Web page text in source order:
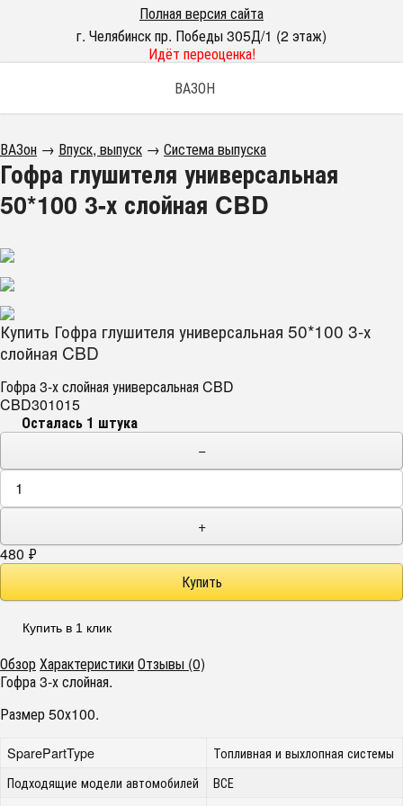
Полная версия сайта
г. Челябинск пр. Победы 305Д/1 (2 этаж)
Идёт переоценка!
ВАЗОН
ВАЗон → Впуск, выпуск → Система выпуска
Гофра глушителя универсальная
50*100 3-х слойная CBD
Купить Гофра глушителя универсальная 50*100 3-х
слойная CBD
Гофра 3-х слойная универсальная CBD
CBD301015
Осталась 1 штука
−
+
480 ₽
Купить в 1 клик
ОбзорХарактеристикиОтзывы (0)
Гофра 3-х слойная.
Размер 50х100.
SparePartType
Топливная и выхлопная системы
Подходящие модели автомобилей
ВСЕ